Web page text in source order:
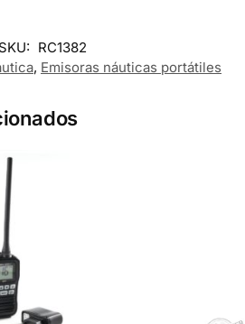
SKU: RC1382
, Emisoras náuticas portátiles